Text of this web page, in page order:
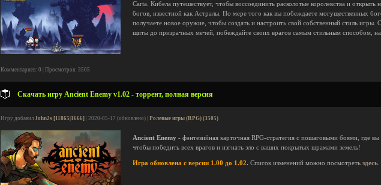
Carta. Кибела путешествует, чтобы воссоединить расколотые королевства и
богов, известной как Астралы. По мере того как вы побеждаете могущественных
получаете новое оружие, чтобы создать и настроить свой собственный стиль
щиты до призрачных мечей, побеждайте своих врагов самым стильным способом,
Комментариев: 0 | Просмотров: 3505
Скачать игру Ancient Enemy v1.02 - торрент, полная версия
Игру добавил John2s [11865|1666] | 2020-05-17 (обновлено) | Ролевые игры (RPG) (3505)
Ancient Enemy - фэнтезийная карточная RPG-стратегия с пошаговыми боями, где вы
чтобы победить всех врагов и изгнать зло с ваших покрытых шрамами земель!
Игра обновлена с версии 1.00 до 1.02. Список изменений можно посмотреть здесь